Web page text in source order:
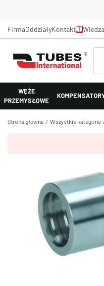
FirmaOddziałyKontakt Wiedza
WĘŻE
PRZEMYSŁOWE
Strona główna Wszystkie kategorie